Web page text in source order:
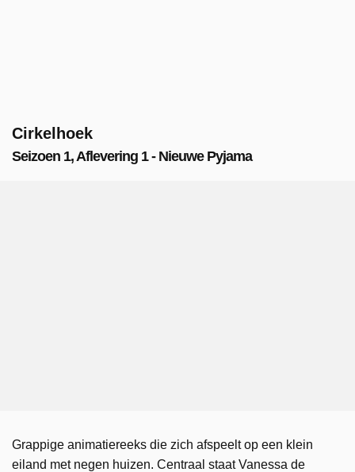
Cirkelhoek
Seizoen 1, Aflevering 1 - Nieuwe Pyjama
Grappige animatiereeks die zich afspeelt op een klein
eiland met negen huizen. Centraal staat Vanessa de